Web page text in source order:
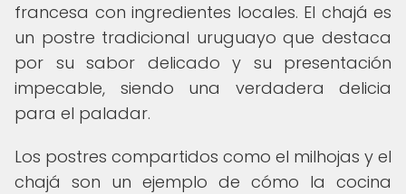
francesa con ingredientes locales. El chajá es
un postre tradicional uruguayo que destaca
por su sabor delicado y su presentación
impecable, siendo una verdadera delicia
para el paladar.
Los postres compartidos como el milhojas y el
chajá son un ejemplo de cómo la cocina